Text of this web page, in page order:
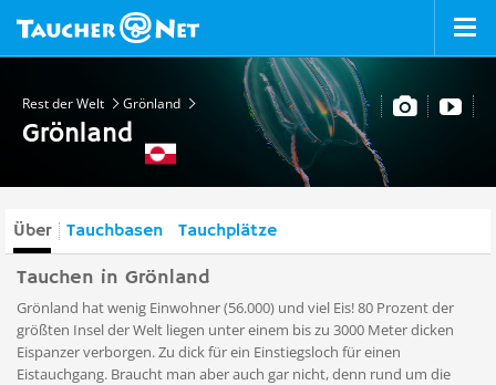
Rest der Welt Grönland
Grönland
Über Tauchbasen Tauchplätze
Tauchen in Grönland
Grönland hat wenig Einwohner (56.000) und viel Eis! 80 Prozent der
größten Insel der Welt liegen unter einem bis zu 3000 Meter dicken
Eispanzer verborgen. Zu dick für ein Einstiegsloch für einen
Eistauchgang. Braucht man aber auch gar nicht, denn rund um die